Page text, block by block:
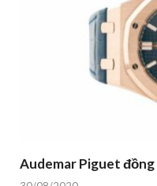
Audemar Piguet